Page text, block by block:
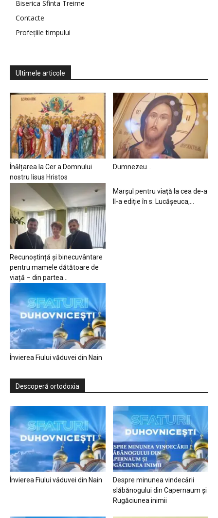
Biserica Sfinta Treime
Contacte
Profețiile timpului
Ultimele articole
Înălțarea la Cer a Domnului
nostru Iisus Hristos
Dumnezeu…
Recunoștință și binecuvântare
pentru mamele dătătoare de
viață – din partea...
Marșul pentru viață la cea de-a
II-a ediție în s. Lucășeuca,...
Învierea Fiului văduvei din Nain
Descoperă ortodoxia
Învierea Fiului văduvei din Nain
Despre minunea vindecării
slăbănogului din Capernaum și
Rugăciunea inimii